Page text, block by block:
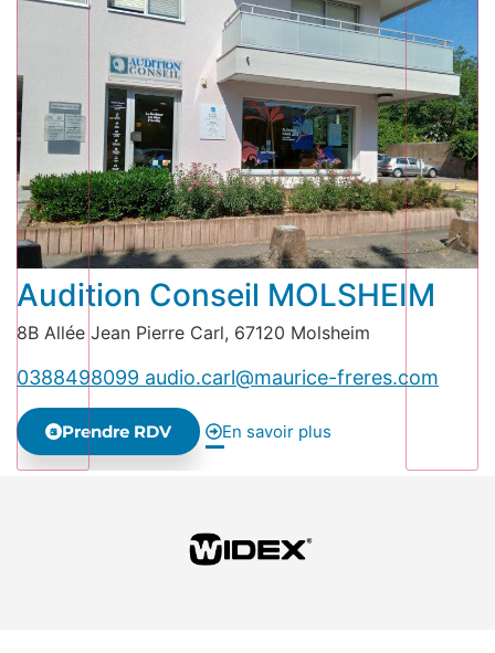
Audition Conseil MOLSHEIM
8B Allée Jean Pierre Carl, 67120 Molsheim
0388498099 audio.carl@maurice-freres.com
Prendre RDV En savoir plus